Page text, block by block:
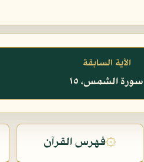
الآية السابقة
سورة الشمس، ١٥
۞فهرس القرآن